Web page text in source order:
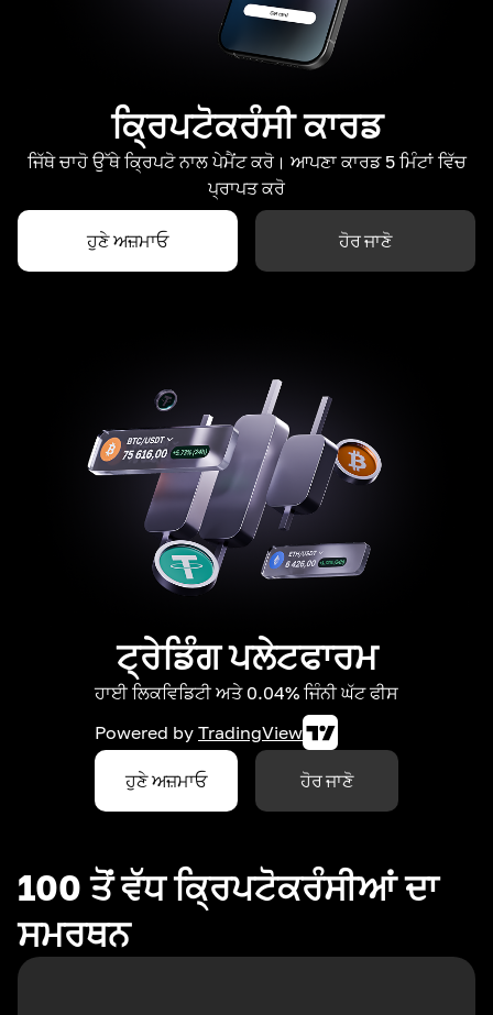
ਕ੍ਰਿਪਟੋਕਰੰਸੀ ਕਾਰਡ
ਜਿੱਥੇ ਚਾਹੋ ਉੱਥੇ ਕ੍ਰਿਪਟੋ ਨਾਲ ਪੇਮੈਂਟ ਕਰੋ। ਆਪਣਾ ਕਾਰਡ 5 ਮਿੰਟਾਂ ਵਿੱਚ
ਪ੍ਰਾਪਤ ਕਰੋ
ਹੁਣੇ ਅਜ਼ਮਾਓ ਹੋਰ ਜਾਣੋ
ਟ੍ਰੇਡਿੰਗ ਪਲੇਟਫਾਰਮ
ਹਾਈ ਲਿਕਵਿਡਿਟੀ ਅਤੇ 0.04% ਜਿੰਨੀ ਘੱਟ ਫੀਸ
Powered by TradingView
ਹੁਣੇ ਅਜ਼ਮਾਓ ਹੋਰ ਜਾਣੋ
100 ਤੋਂ ਵੱਧ ਕ੍ਰਿਪਟੋਕਰੰਸੀਆਂ ਦਾ
ਸਮਰਥਨ